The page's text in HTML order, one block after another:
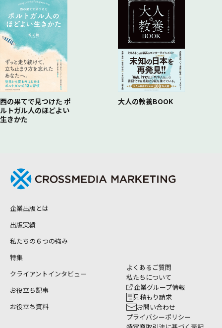
西の果てで見つけた ポ
ルトガル人のほどよい
生きかた
大人の教養BOOK
企業出版とは
出版実績
私たちの６つの強み
特集
クライアントインタビュー
お役立ち記事
お役立ち資料
よくあるご質問
私たちについて
企業グループ情報
見積もり請求
お問い合わせ
プライバシーポリシー